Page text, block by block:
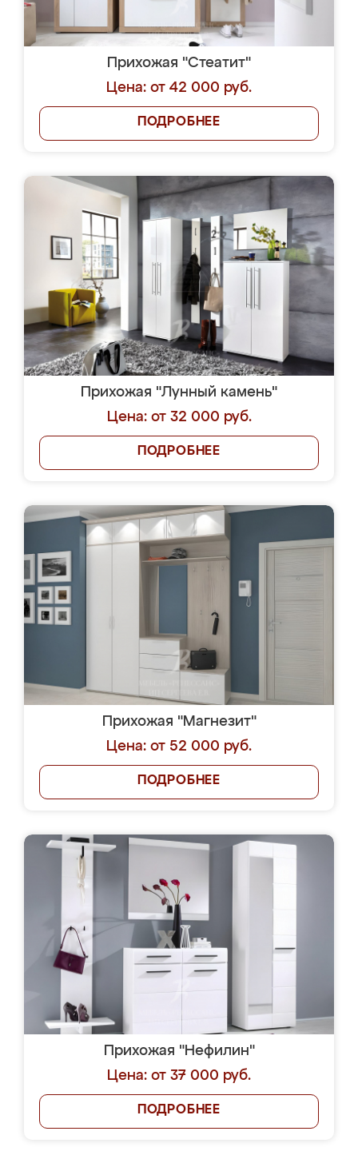
Прихожая "Стеатит"
Цена: от 42 000 руб.
ПОДРОБНЕЕ
Прихожая "Лунный камень"
Цена: от 32 000 руб.
ПОДРОБНЕЕ
Прихожая "Магнезит"
Цена: от 52 000 руб.
ПОДРОБНЕЕ
Прихожая "Нефилин"
Цена: от 37 000 руб.
ПОДРОБНЕЕ